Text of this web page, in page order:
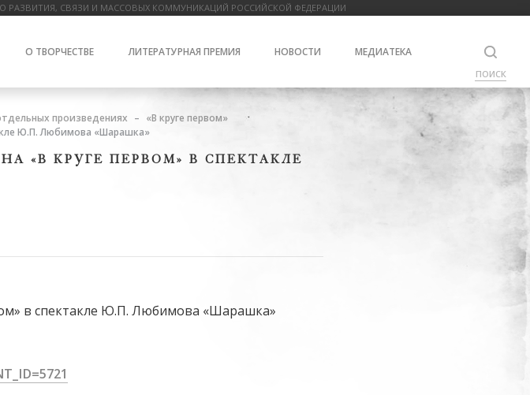
СВЯЗИ И МАССОВЫХ КОММУНИКАЦИЙ РОССИЙСКОЙ ФЕДЕРАЦИИ
О ТВОРЧЕСТВЕ ЛИТЕРАТУРНАЯ ПРЕМИЯ НОВОСТИ МЕДИАТЕКА
ПОИСК
произведениях
«В круге первом»
Ю.П. Любимова «Шарашка»
«В КРУГЕ ПЕРВОМ» В СПЕКТАКЛЕ
в спектакле Ю.П. Любимова «Шарашка»